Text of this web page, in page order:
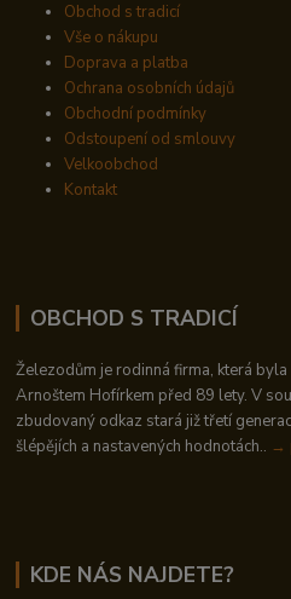
Obchod s tradicí
Vše o nákupu
Doprava a platba
Ochrana osobních údajů
Obchodní podmínky
Odstoupení od smlouvy
Velkoobchod
Kontakt
OBCHOD S TRADICÍ
Železodům je rodinná firma, která
Arnoštem Hofírkem před 89 lety. V
zbudovaný odkaz stará již třetí
šlépějích a nastavených hodnotách.. →
KDE NÁS NAJDETE?